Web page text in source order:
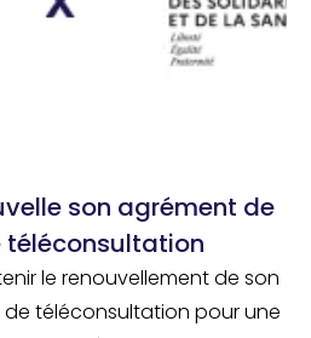
son agrément de
téléconsultation
le renouvellement de son
téléconsultation pour une